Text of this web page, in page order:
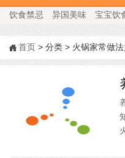
饮食禁忌 异国美味 宝宝饮
首页 > 分类 > 火锅家常做